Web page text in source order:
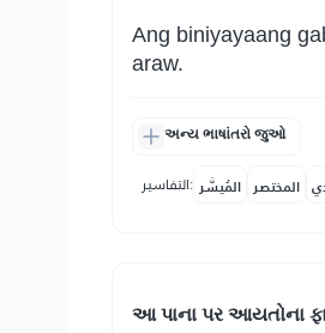
Ang biniyayaang
araw.
અન્ય ભાષાંતરો જુઓ
التفاسير: المُيسَّر المختصر
આ પાના પર આયતોના